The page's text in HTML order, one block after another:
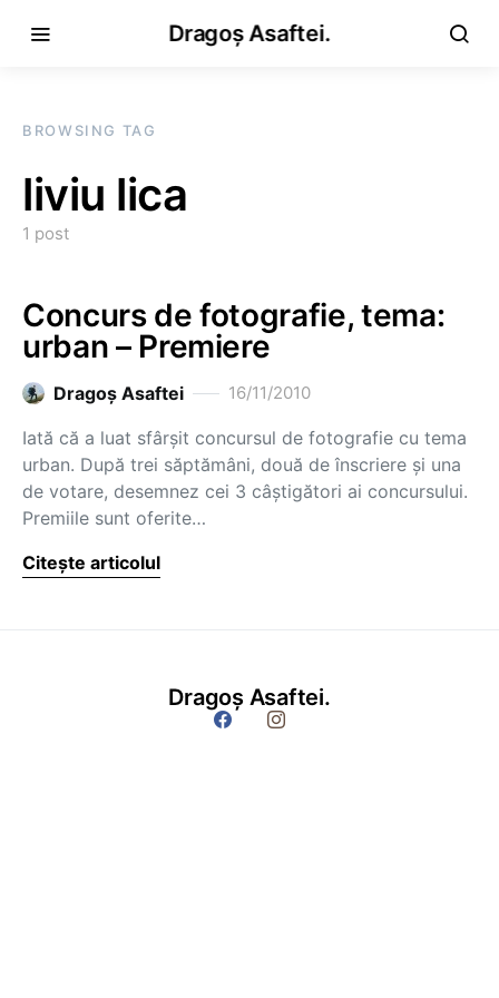
Dragoș Asaftei.
BROWSING TAG
liviu lica
1 post
Concurs de fotografie, tema:
urban – Premiere
Dragoş Asaftei 16/11/2010
Iată că a luat sfârşit concursul de fotografie cu tema
urban. După trei săptămâni, două de înscriere şi una
de votare, desemnez cei 3 câştigători ai concursului.
Premiile sunt oferite…
Citește articolul
Dragoș Asaftei.